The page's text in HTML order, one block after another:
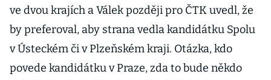
ve dvou krajích a Válek později pro ČTK uvedl, že
by preferoval, aby strana vedla kandidátku Spolu
v Ústeckém či v Plzeňském kraji. Otázka, kdo
povede kandidátku v Praze, zda to bude někdo